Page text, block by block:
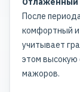
После
комфортный и
учитывает
этом высокую
мажоров.